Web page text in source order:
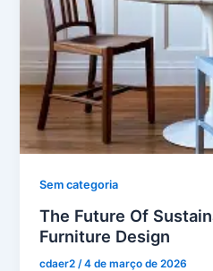
Sem categoria
The Future Of
Furniture Design
cdaer2 /4 de março de 2026